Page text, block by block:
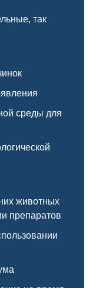
так
среды для
животных
препаратов